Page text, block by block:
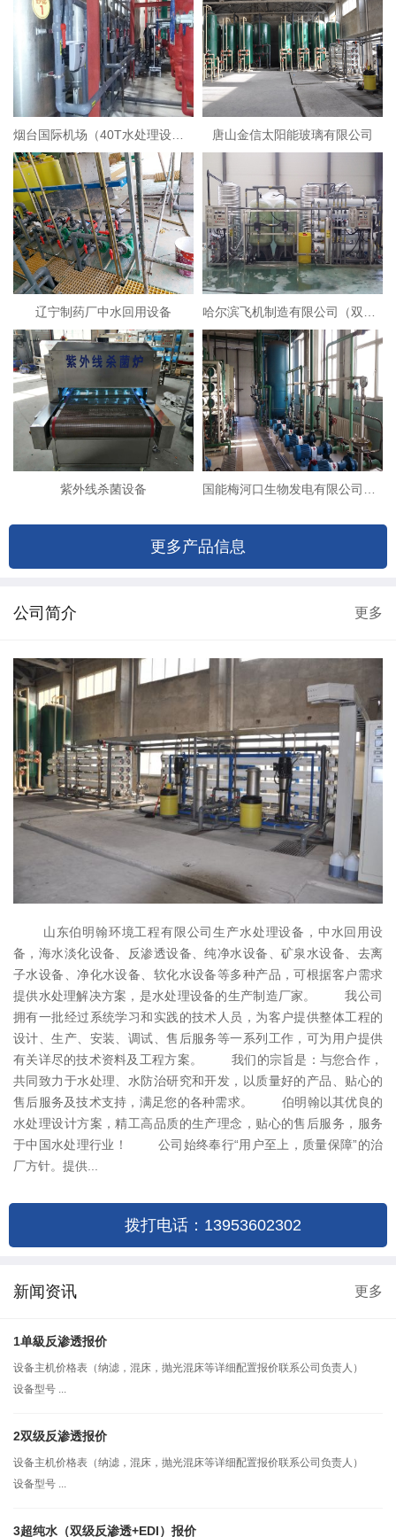
唐山金信太阳能玻璃有限公司
辽宁制药厂中水回用设备
紫外线杀菌设备
更多产品信息
公司简介 更多
山东伯明翰环境工程有限公司生产水处理设备，中水回用设
备，海水淡化设备、反渗透设备、纯净水设备、矿泉水设备、去离
子水设备、净化水设备、软化水设备等多种产品，可根据客户需求
提供水处理解决方案，是水处理设备的生产制造厂家。 我公司
拥有一批经过系统学习和实践的技术人员，为客户提供整体工程的
设计、生产、安装、调试、售后服务等一系列工作，可为用户提供
有关详尽的技术资料及工程方案。 我们的宗旨是：与您合作，
共同致力于水处理、水防治研究和开发，以质量好的产品、贴心的
售后服务及技术支持，满足您的各种需求。 伯明翰以其优良的
水处理设计方案，精工高品质的生产理念，贴心的售后服务，服务
于中国水处理行业！ 公司始终奉行“用户至上，质量保障”的治
厂方针。提供...
拨打电话：13953602302
新闻资讯 更多
1单級反渗透报价
设备主机价格表（纳滤，混床，抛光混床等详细配置报价联系公司负责人）
设备型号 ...
2双级反渗透报价
设备主机价格表（纳滤，混床，抛光混床等详细配置报价联系公司负责人）
设备型号 ...
3超纯水（双级反渗透+EDI）报价